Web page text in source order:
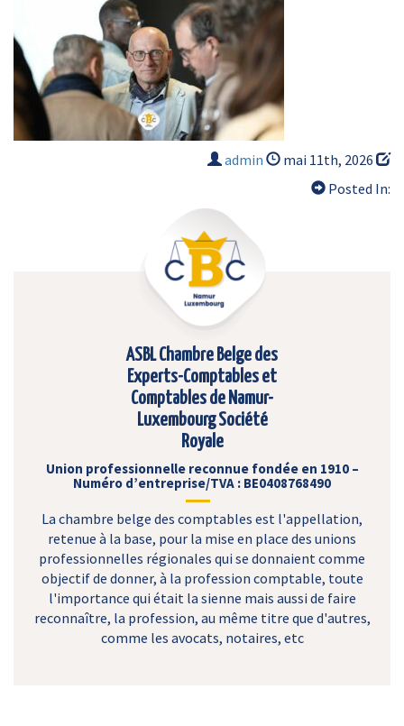
admin
mai 11th, 2026
Posted In:
ASBL Chambre Belge des
Experts-Comptables et
Comptables de Namur-
Luxembourg Société
Royale
Union professionnelle reconnue fondée en 1910 –
Numéro d’entreprise/TVA : BE0408768490
La chambre belge des comptables est l'appellation,
retenue à la base, pour la mise en place des unions
professionnelles régionales qui se donnaient comme
objectif de donner, à la profession comptable, toute
l'importance qui était la sienne mais aussi de faire
reconnaître, la profession, au même titre que d'autres,
comme les avocats, notaires, etc